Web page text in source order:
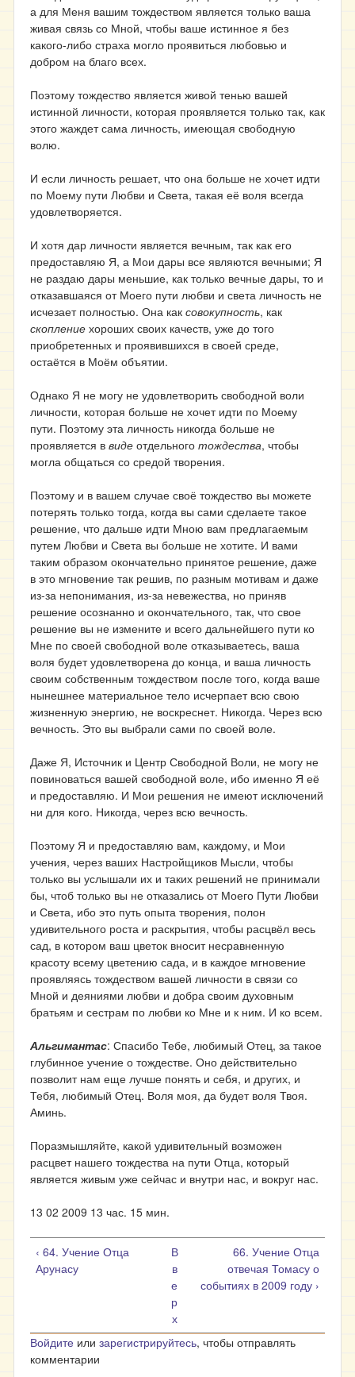
а для Меня вашим тождеством является только ваша
живая связь со Мной, чтобы ваше истинное я без
какого-либо страха могло проявиться любовью и
добром на благо всех.
Поэтому тождество является живой тенью вашей
истинной личности, которая проявляется только так, как
этого жаждет сама личность, имеющая свободную
волю.
И если личность решает, что она больше не хочет идти
по Моему пути Любви и Света, такая её воля всегда
удовлетворяется.
И хотя дар личности является вечным, так как его
предоставляю Я, а Мои дары все являются вечными; Я
не раздаю дары меньшие, как только вечные дары, то и
отказавшаяся от Моего пути любви и света личность не
исчезает полностью. Она как совокупность, как
скопление хороших своих качеств, уже до того
приобретенных и проявившихся в своей среде,
остаётся в Моём объятии.
Однако Я не могу не удовлетворить свободной воли
личности, которая больше не хочет идти по Моему
пути. Поэтому эта личность никогда больше не
проявляется в виде отдельного тождества, чтобы
могла общаться со средой творения.
Поэтому и в вашем случае своё тождество вы можете
потерять только тогда, когда вы сами сделаете такое
решение, что дальше идти Мною вам предлагаемым
путем Любви и Света вы больше не хотите. И вами
таким образом окончательно принятое решение, даже
в это мгновение так решив, по разным мотивам и даже
из-за непонимания, из-за невежества, но приняв
решение осознанно и окончательного, так, что свое
решение вы не измените и всего дальнейшего пути ко
Мне по своей свободной воле отказываетесь, ваша
воля будет удовлетворена до конца, и ваша личность
своим собственным тождеством после того, когда ваше
нынешнее материальное тело исчерпает всю свою
жизненную энергию, не воскреснет. Никогда. Через всю
вечность. Это вы выбрали сами по своей воле.
Даже Я, Источник и Центр Свободной Воли, не могу не
повиноваться вашей свободной воле, ибо именно Я её
и предоставляю. И Мои решения не имеют исключений
ни для кого. Никогда, через всю вечность.
Поэтому Я и предоставляю вам, каждому, и Мои
учения, через ваших Настройщиков Мысли, чтобы
только вы услышали их и таких решений не принимали
бы, чтоб только вы не отказались от Моего Пути Любви
и Света, ибо это путь опыта творения, полон
удивительного роста и раскрытия, чтобы расцвёл весь
сад, в котором ваш цветок вносит несравненную
красоту всему цветению сада, и в каждое мгновение
проявляясь тождеством вашей личности в связи со
Мной и деяниями любви и добра своим духовным
братьям и сестрам по любви ко Мне и к ним. И ко всем.
Альгимантас: Спасибо Тебе, любимый Отец, за такое
глубинное учение о тождестве. Оно действительно
позволит нам еще лучше понять и себя, и других, и
Тебя, любимый Отец. Воля моя, да будет воля Твоя.
Аминь.
Поразмышляйте, какой удивительный возможен
расцвет нашего тождества на пути Отца, который
является живым уже сейчас и внутри нас, и вокруг нас.
13 02 2009 13 час. 15 мин.
‹ 64. Учение Отца
Арунасу
В
в
е
р
х
66. Учение Отца
отвечая Томасу о
событиях в 2009 году ›
Войдите или зарегистрируйтесь, чтобы отправлять
комментарии